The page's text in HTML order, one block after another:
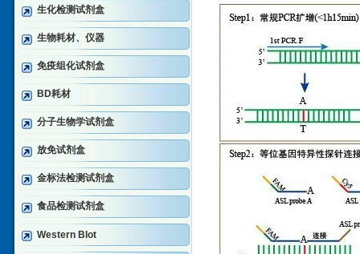
生化检测试剂盒
生物耗材、仪器
免疫组化试剂盒
BD耗材
分子生物学试剂盒
放免试剂盒
金标法检测试剂盒
食品检测试剂盒
Western Blot